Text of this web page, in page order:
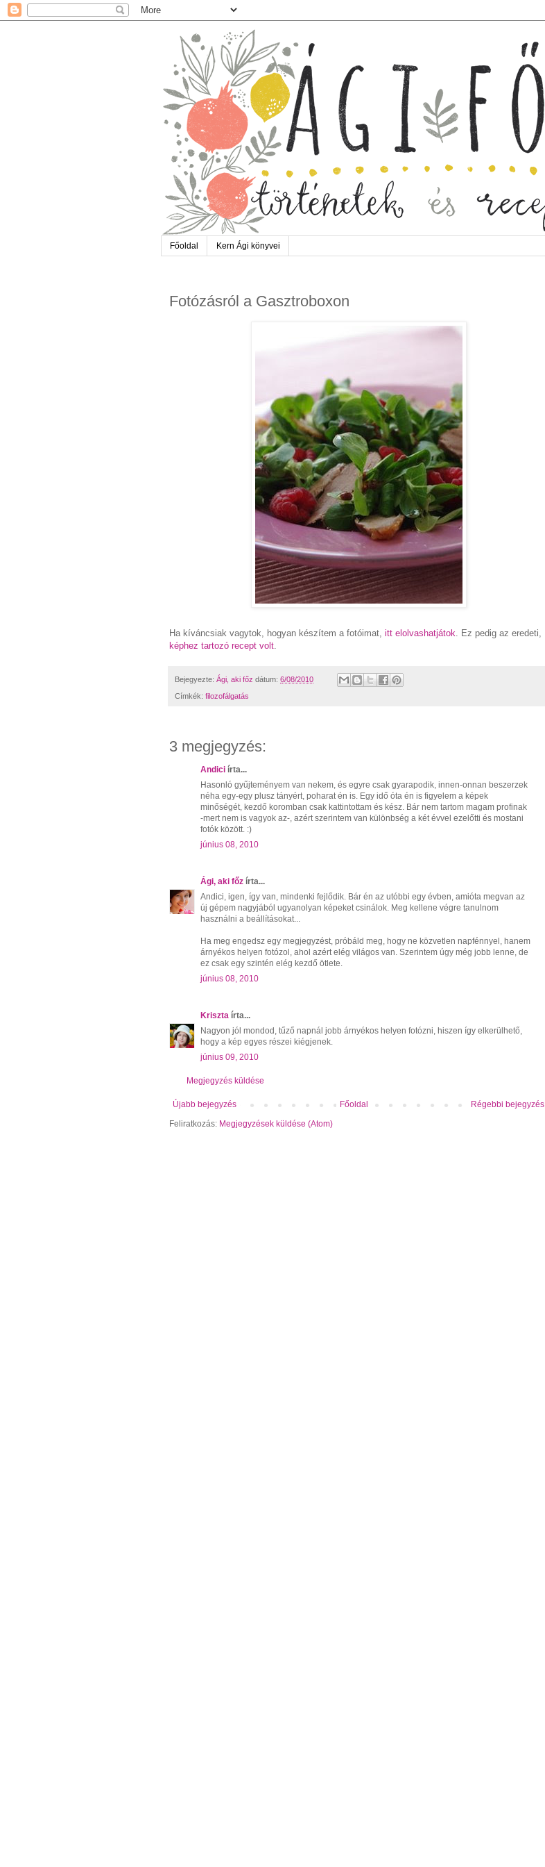
Főoldal Kern Ági könyvei
Fotózásról a Gasztroboxon
Ha kíváncsiak vagytok, hogyan készítem a fotóimat, itt elolvashatjátok. Ez pedig az eredeti,
képhez tartozó recept volt.
Bejegyezte: Ági, aki főz dátum: 6/08/2010
Címkék: filozofálgatás
3 megjegyzés:
Andici írta...
Hasonló gyűjteményem van nekem, és egyre csak gyarapodik, innen-onnan beszerzek
néha egy-egy plusz tányért, poharat én is. Egy idő óta én is figyelem a képek
minőségét, kezdő koromban csak kattintottam és kész. Bár nem tartom magam profinak
-mert nem is vagyok az-, azért szerintem van különbség a két évvel ezelőtti és mostani
fotók között. :)
június 08, 2010
Ági, aki főz írta...
Andici, igen, így van, mindenki fejlődik. Bár én az utóbbi egy évben, amióta megvan az
új gépem nagyjából ugyanolyan képeket csinálok. Meg kellene végre tanulnom
használni a beállításokat...
Ha meg engedsz egy megjegyzést, próbáld meg, hogy ne közvetlen napfénnyel, hanem
árnyékos helyen fotózol, ahol azért elég világos van. Szerintem úgy még jobb lenne, de
ez csak egy szintén elég kezdő ötlete.
június 08, 2010
Kriszta írta...
Nagyon jól mondod, tűző napnál jobb árnyékos helyen fotózni, hiszen így elkerülhető,
hogy a kép egyes részei kiégjenek.
június 09, 2010
Megjegyzés küldése
Újabb bejegyzés Régebbi bejegyzés
Főoldal
Feliratkozás: Megjegyzések küldése (Atom)